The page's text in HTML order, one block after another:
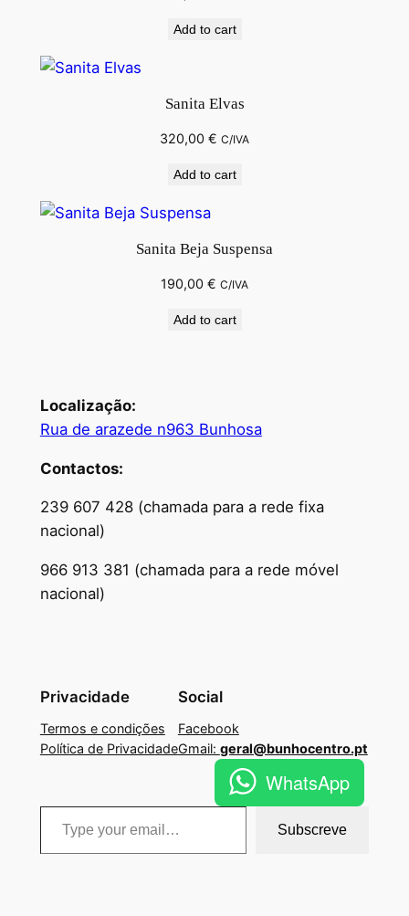
Add to cart
Sanita Elvas
320,00 € C/IVA
Add to cart
Sanita Beja Suspensa
190,00 € C/IVA
Add to cart
Localização:
Rua de arazede n963 Bunhosa
Contactos:
239 607 428 (chamada para a rede fixa
nacional)
966 913 381 (chamada para a rede móvel
nacional)
Privacidade
Termos e condições
Política de Privacidade
Social
Facebook
Gmail: geral@bunhocentro.pt
WhatsApp
Type your email…
Subscreve